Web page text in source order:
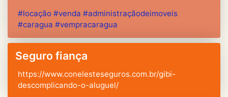
#locação #venda #administraçãodeimoveis
#caragua #vempracaragua
Seguro fiança
https://www.conelesteseguros.com.br/gibi-
descomplicando-o-aluguel/